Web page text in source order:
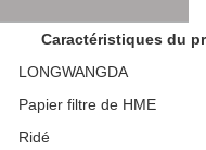
Caractéristiques du
LONGWANGDA
Papier filtre de HME
Ridé